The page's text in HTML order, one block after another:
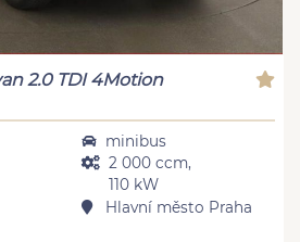
2.0 TDI 4Motion
minibus
2 000 ccm,
110 kW
Hlavní město Praha